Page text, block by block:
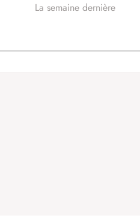
La semaine dernière